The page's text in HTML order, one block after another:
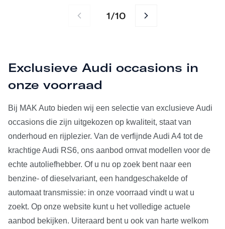
1/10
Exclusieve Audi occasions in
onze voorraad
Bij MAK Auto bieden wij een selectie van exclusieve Audi
occasions die zijn uitgekozen op kwaliteit, staat van
onderhoud en rijplezier. Van de verfijnde Audi A4 tot de
krachtige Audi RS6, ons aanbod omvat modellen voor de
echte autoliefhebber. Of u nu op zoek bent naar een
benzine- of dieselvariant, een handgeschakelde of
automaat transmissie: in onze voorraad vindt u wat u
zoekt. Op onze website kunt u het volledige actuele
aanbod bekijken. Uiteraard bent u ook van harte welkom